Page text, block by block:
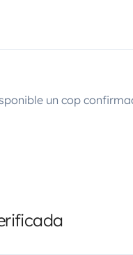
un cop